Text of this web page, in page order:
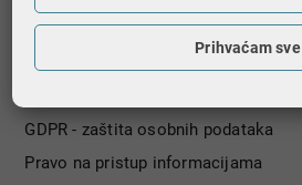
Nagradna igra
Registri i baze podataka
GDPR - zaštita osobnih podataka
Pravo na pristup informacijama
Prihvaćam sve